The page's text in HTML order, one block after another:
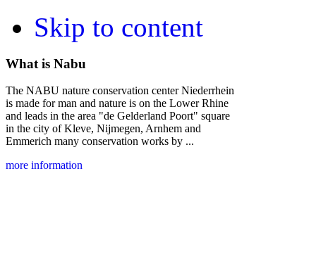
Skip to content
What is Nabu
The NABU nature conservation center Niederrhein
is made for man and nature is on the Lower Rhine
and leads in the area "de Gelderland Poort" square
in the city of Kleve, Nijmegen, Arnhem and
Emmerich many conservation works by ...
more information